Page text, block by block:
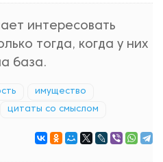
интересовать
тогда, когда у них
база.
имущество
цитаты со смыслом